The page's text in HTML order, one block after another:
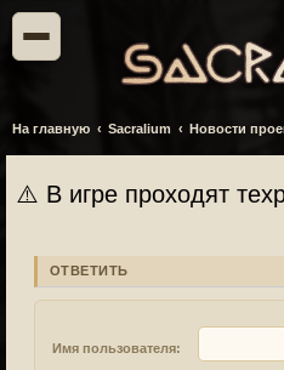
На главную Sacralium Новости
⚠️ В игре проходят
ОТВЕТИТЬ
Имя пользователя: